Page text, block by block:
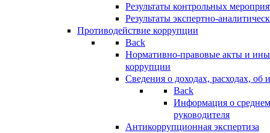
Результаты контрольных
Результаты экспертно-
Противодействие коррупции
Back
Нормативно-правовые акты и
коррупции
Сведения о доходах, расходах, об
Back
Информация о
руководителя
Антикоррупционная экспертиза